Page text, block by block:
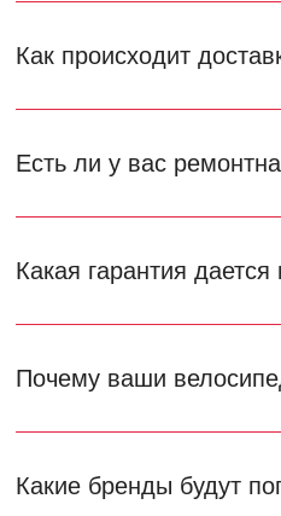
Как происходит
Есть ли у вас
Какая гарантия
Почему ваши
Какие бренды будут